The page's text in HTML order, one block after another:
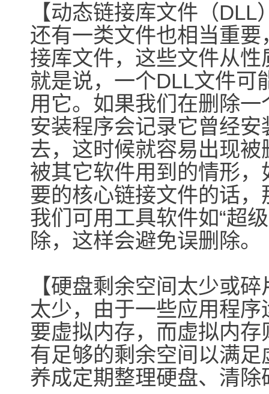
【动态链接库文件（
还有一类文件也相当重
接库文件，这些文件从
就是说，一个DLL文件可
用它。如果我们在删除
安装程序会记录它曾经
去，这时候就容易出现
被其它软件用到的情形
要的核心链接文件的话
我们可用工具软件如“超
除，这样会避免误删除。
【硬盘剩余空间太少或
太少，由于一些应用程
要虚拟内存，而虚拟内
有足够的剩余空间以满
养成定期整理硬盘、清